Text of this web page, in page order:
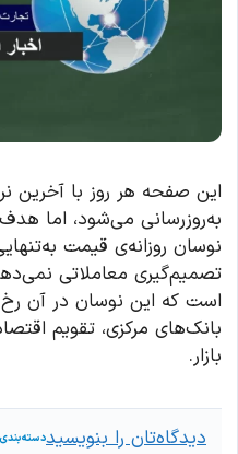
این صفحه هر روز با آخرین
به‌روزرسانی می‌شود، اما
نوسان روزانه‌ی قیمت
تصمیم‌گیری معاملاتی
است که این نوسان در آن
بانک‌های مرکزی، تقویم
بازار.
دیدگاه‌تان را بنویسید